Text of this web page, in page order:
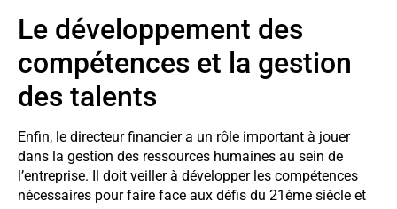
Le développement des
compétences et la gestion
des talents
Enfin, le directeur financier a un rôle important à jouer
dans la gestion des ressources humaines au sein de
l’entreprise. Il doit veiller à développer les compétences
nécessaires pour faire face aux défis du 21ème siècle et